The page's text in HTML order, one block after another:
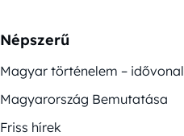
Népszerű
Magyar történelem – idővonal
Magyarország Bemutatása
Friss hírek